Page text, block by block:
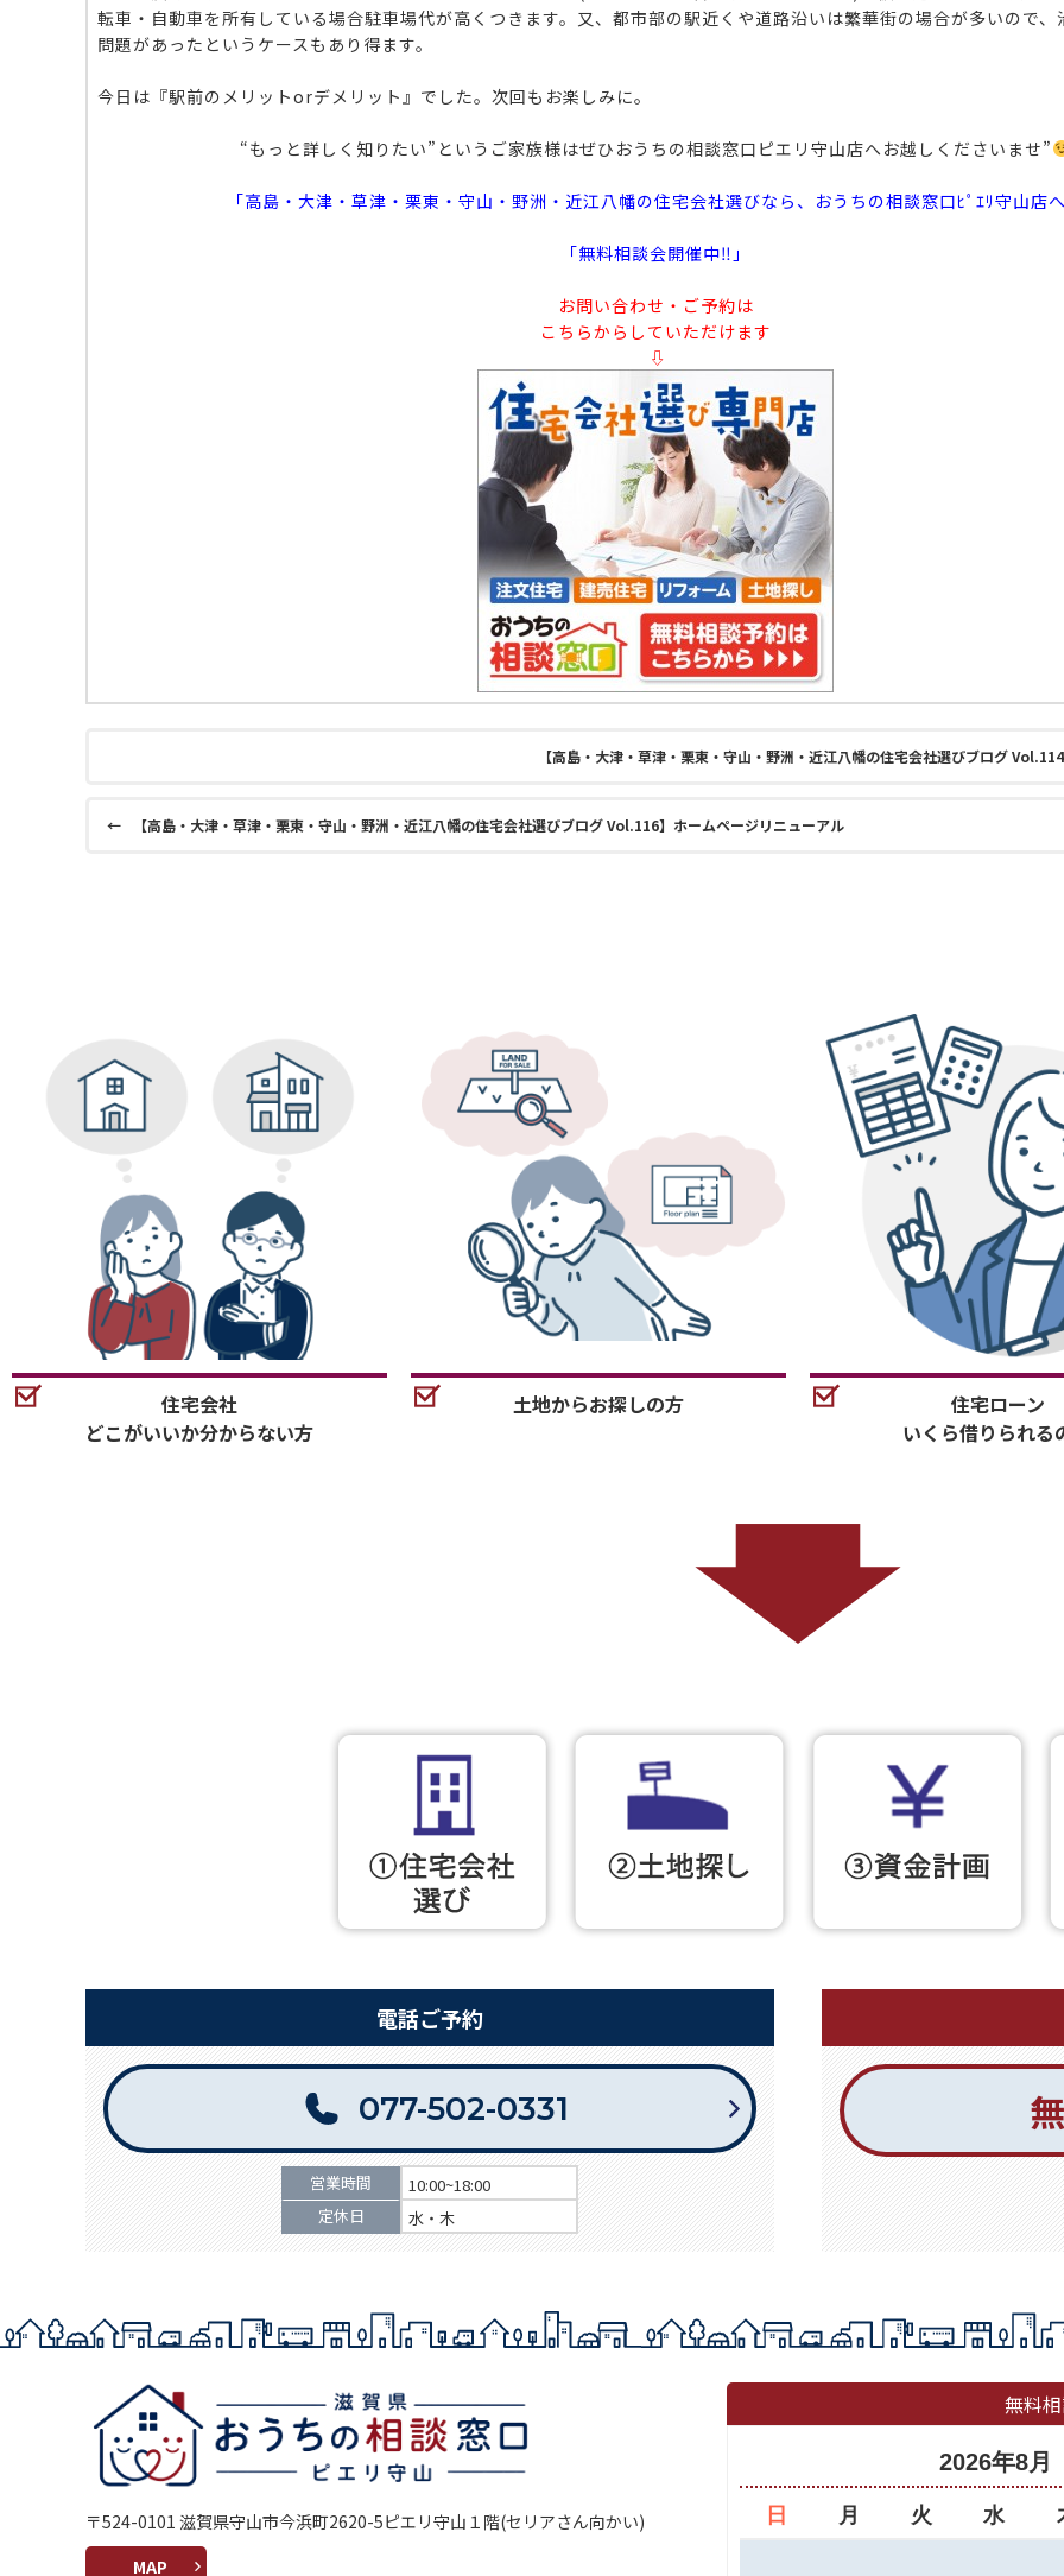
転車・自動車を所有している場合駐車場代が高くつきます。又、都市部の駅近くや道路沿いは繁華街の場合が多いので、
問題があったというケースもあり得ます。
今日は『駅前のメリットorデメリット』でした。次回もお楽しみに。
“もっと詳しく知りたい”というご家族様はぜひおうちの相談窓口ピエリ守山店へお越しくださいませ”
「高島・大津・草津・栗東・守山・野洲・近江八幡の住宅会社選びなら、おうちの相談窓口ﾋﾟｴﾘ守山店へ
「無料相談会開催中‼」
お問い合わせ・ご予約は
こちらからしていただけます
⇩
【高島・大津・草津・栗東・守山・野洲・近江八幡の住宅会社選びブログ
← 【高島・大津・草津・栗東・守山・野洲・近江八幡の住宅会社選びブログ Vol.116】ホームページリニューアル
住宅会社
どこがいいか分からない方
土地からお探しの方
住宅ローン
いくら借りられる
電話ご予約
077-502-0331
営業時間
10:00~18:00
定休日
水・木
〒524-0101 滋賀県守山市今浜町2620-5ピエリ守山１階(セリアさん向かい)
MAP
無料
2026年8月
日 月 火 水